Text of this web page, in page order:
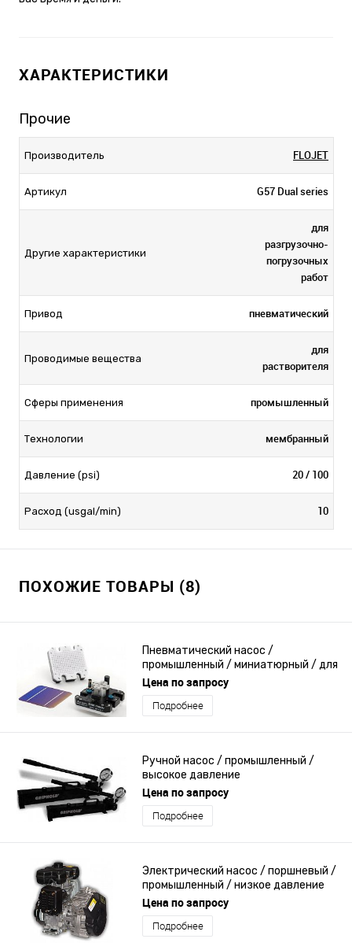
ХАРАКТЕРИСТИКИ
Прочие
Производитель FLOJET
Артикул G57 Dual series
Другие характеристики
для
разгрузочно-
погрузочных
работ
Привод пневматический
Проводимые вещества
для
растворителя
Сферы применения промышленный
Технологии мембранный
Давление (psi) 20 / 100
Расход (usgal/min) 10
ПОХОЖИЕ ТОВАРЫ (8)
Пневматический насос /
промышленный / миниатюрный / для
аспирации
Цена по запросу
Подробнее
Ручной насос / промышленный /
высокое давление
Цена по запросу
Подробнее
Электрический насос / поршневый /
промышленный / низкое давление
Цена по запросу
Подробнее